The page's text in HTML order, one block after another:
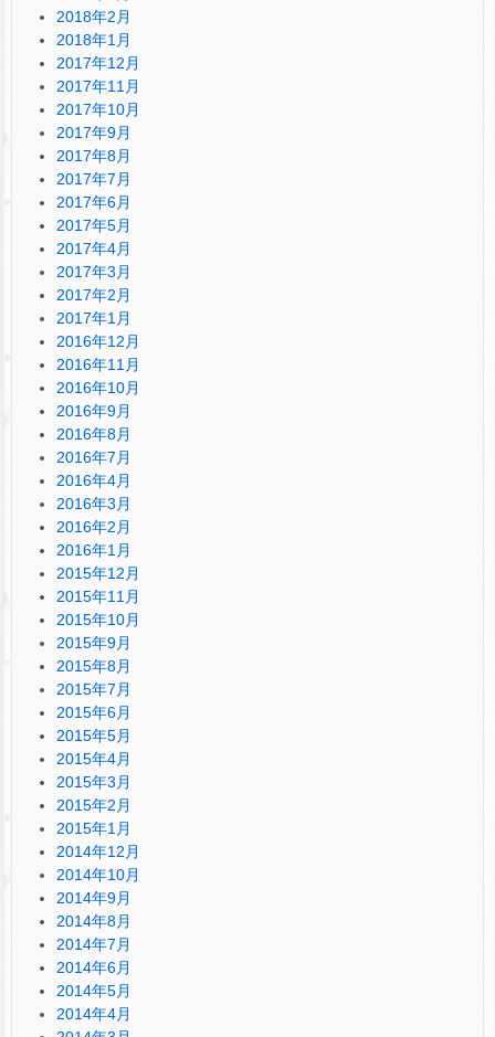
2018年2月
2018年1月
2017年12月
2017年11月
2017年10月
2017年9月
2017年8月
2017年7月
2017年6月
2017年5月
2017年4月
2017年3月
2017年2月
2017年1月
2016年12月
2016年11月
2016年10月
2016年9月
2016年8月
2016年7月
2016年4月
2016年3月
2016年2月
2016年1月
2015年12月
2015年11月
2015年10月
2015年9月
2015年8月
2015年7月
2015年6月
2015年5月
2015年4月
2015年3月
2015年2月
2015年1月
2014年12月
2014年10月
2014年9月
2014年8月
2014年7月
2014年6月
2014年5月
2014年4月